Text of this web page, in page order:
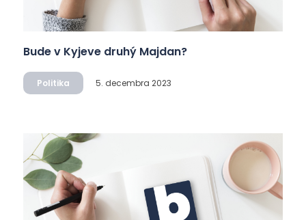
Bude v Kyjeve druhý Majdan?
Politika 5. decembra 2023